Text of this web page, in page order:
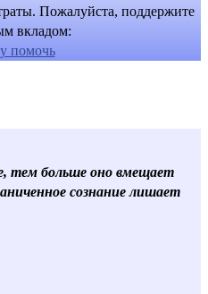
Пожалуйста, поддержите
вкладом:
тем больше оно вмещает
сознание лишает